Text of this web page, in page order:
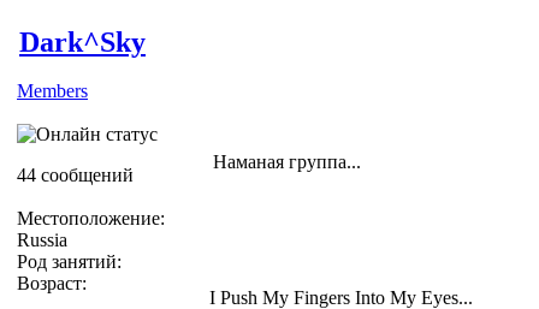
Dark^Sky
Members
44 сообщений
Местоположение:
Russia
Род занятий:
Возраст:
Наманая группа...
I Push My Fingers Into My Eyes...